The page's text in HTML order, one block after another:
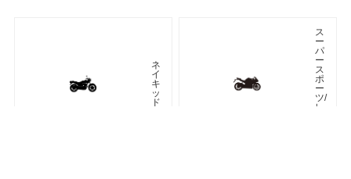
ネ
イ
キ
ッ
ド
ス
ー
パ
ー
ス
ポ
ー
ツ/
レ